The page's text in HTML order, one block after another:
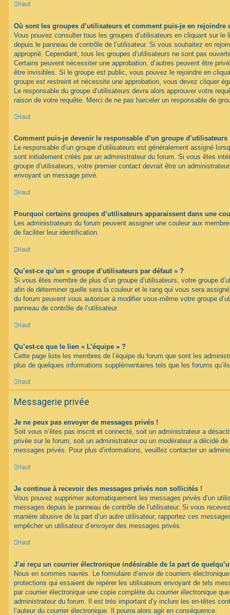
Haut
Où sont les groupes d’utilisateurs et comment puis-je en rejoindre
Vous pouvez consulter tous les groupes d’utilisateurs en cliquant sur le
depuis le panneau de contrôle de l’utilisateur. Si vous souhaitez en
approprié. Cependant, tous les groupes d’utilisateurs ne sont pas
Certains peuvent nécessiter une approbation, d’autres peuvent être
être invisibles. Si le groupe est public, vous pouvez le rejoindre en
groupe est restreint et nécessite une approbation, vous devez cliquer
Le responsable du groupe d’utilisateurs devra alors approuver votre
raison de votre requête. Merci de ne pas harceler un responsable de
Haut
Comment puis-je devenir le responsable d’un groupe d’utilisateurs
Le responsable d’un groupe d’utilisateurs est généralement assigné
sont initialement créés par un administrateur du forum. Si vous êtes
groupe d’utilisateurs, votre premier contact devrait être un
envoyant un message privé.
Haut
Pourquoi certains groupes d’utilisateurs apparaissent dans une
Les administrateurs du forum peuvent assigner une couleur aux
de faciliter leur identification.
Haut
Qu’est-ce qu’un « groupe d’utilisateurs par défaut » ?
Si vous êtes membre de plus d’un groupe d’utilisateurs, votre groupe
afin de déterminer quelle sera la couleur et le rang qui vous sera
du forum peuvent vous autoriser à modifier vous-même votre groupe
panneau de contrôle de l’utilisateur.
Haut
Qu’est-ce que le lien « L’équipe » ?
Cette page liste les membres de l’équipe du forum que sont les
plus de quelques informations supplémentaires tels que les forums
Haut
Messagerie privée
Je ne peux pas envoyer de messages privés !
Soit vous n’êtes pas inscrit et connecté, soit un administrateur a
privée sur le forum, soit un administrateur ou un modérateur a décidé de
messages privés. Pour plus d’informations, veuillez contacter un
Haut
Je continue à recevoir des messages privés non sollicités !
Vous pouvez supprimer automatiquement les messages privés d’un
messages depuis le panneau de contrôle de l’utilisateur. Si vous
manière abusive de la part d’un autre utilisateur, rapportez ces
empêcher un utilisateur d’envoyer des messages privés.
Haut
J’ai reçu un courrier électronique indésirable de la part de
Nous en sommes navrés. Le formulaire d’envoi de courriers
protections qui essaient de repérer les utilisateurs envoyant de tels
par courrier électronique une copie complète du courrier électronique
administrateur du forum. Il est très important d’y inclure les en-têtes
l’auteur du courrier électronique. Il pourra alors agir en conséquence.